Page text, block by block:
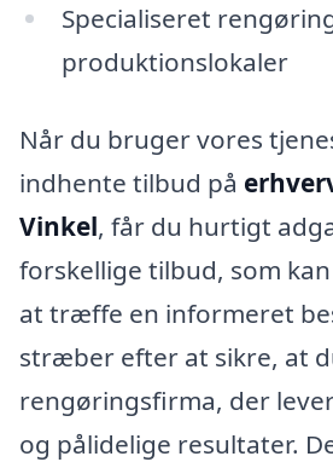
Specialiseret
produktionslokaler
Når du bruger vores
indhente tilbud på
Vinkel, får du hurtigt
forskellige tilbud, som
at træffe en informeret
stræber efter at sikre, at
rengøringsfirma, der
og pålidelige resultater.